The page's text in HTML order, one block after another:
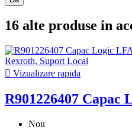
16 alte produse in
 Vizualizare rapida
R901226407 Capac
Nou